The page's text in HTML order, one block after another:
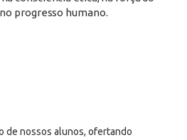
progresso humano.
de nossos alunos, ofertando